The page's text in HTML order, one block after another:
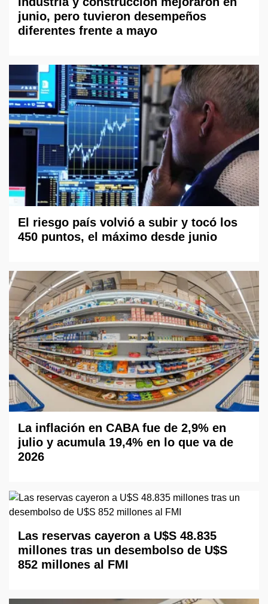
junio, pero tuvieron desempeños
diferentes frente a mayo
El riesgo país volvió a subir y tocó los
450 puntos, el máximo desde junio
La inflación en CABA fue de 2,9% en
julio y acumula 19,4% en lo que va de
2026
Las reservas cayeron a U$S 48.835
millones tras un desembolso de U$S
852 millones al FMI